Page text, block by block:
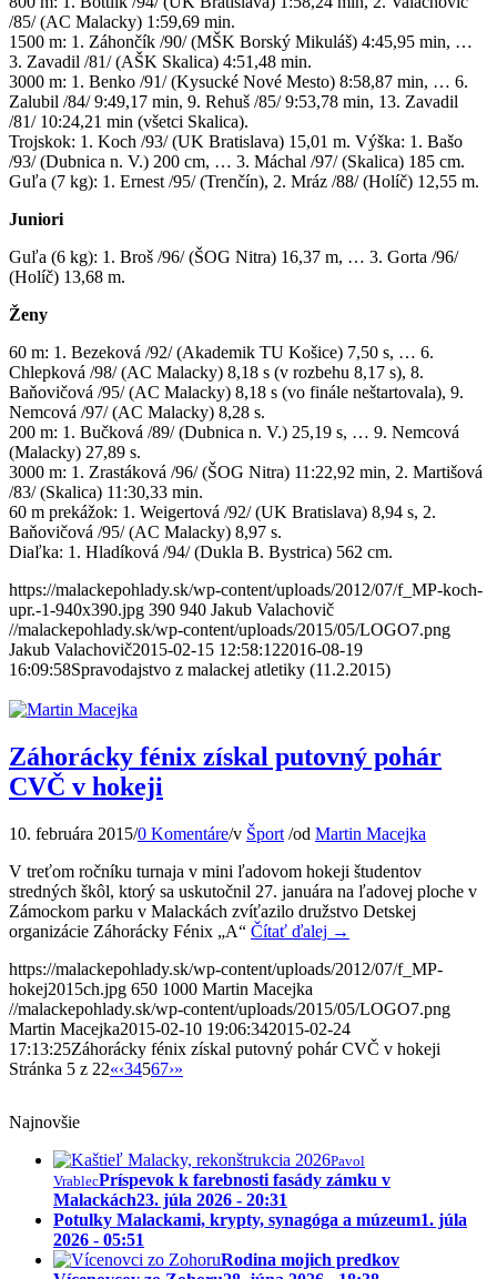
/85/ (AC Malacky) 1:59,69 min.
1500 m: 1. Záhončík /90/ (MŠK Borský Mikuláš) 4:45,95 min, …
3. Zavadil /81/ (AŠK Skalica) 4:51,48 min.
3000 m: 1. Benko /91/ (Kysucké Nové Mesto) 8:58,87 min, … 6.
Zalubil /84/ 9:49,17 min, 9. Rehuš /85/ 9:53,78 min, 13. Zavadil
/81/ 10:24,21 min (všetci Skalica).
Trojskok: 1. Koch /93/ (UK Bratislava) 15,01 m. Výška: 1. Bašo
/93/ (Dubnica n. V.) 200 cm, … 3. Máchal /97/ (Skalica) 185 cm.
Guľa (7 kg): 1. Ernest /95/ (Trenčín), 2. Mráz /88/ (Holíč) 12,55 m.
Juniori
Guľa (6 kg): 1. Broš /96/ (ŠOG Nitra) 16,37 m, … 3. Gorta /96/
(Holíč) 13,68 m.
Ženy
60 m: 1. Bezeková /92/ (Akademik TU Košice) 7,50 s, … 6.
Chlepková /98/ (AC Malacky) 8,18 s (v rozbehu 8,17 s), 8.
Baňovičová /95/ (AC Malacky) 8,18 s (vo finále neštartovala), 9.
Nemcová /97/ (AC Malacky) 8,28 s.
200 m: 1. Bučková /89/ (Dubnica n. V.) 25,19 s, … 9. Nemcová
(Malacky) 27,89 s.
3000 m: 1. Zrastáková /96/ (ŠOG Nitra) 11:22,92 min, 2. Martišová
/83/ (Skalica) 11:30,33 min.
60 m prekážok: 1. Weigertová /92/ (UK Bratislava) 8,94 s, 2.
Baňovičová /95/ (AC Malacky) 8,97 s.
Diaľka: 1. Hladíková /94/ (Dukla B. Bystrica) 562 cm.
https://malackepohlady.sk/wp-content/uploads/2012/07/f_MP-koch-
upr.-1-940x390.jpg 390 940 Jakub Valachovič
//malackepohlady.sk/wp-content/uploads/2015/05/LOGO7.png
Jakub Valachovič2015-02-15 12:58:122016-08-19
16:09:58Spravodajstvo z malackej atletiky (11.2.2015)
Záhorácky fénix získal putovný pohár
CVČ v hokeji
10. februára 2015/0 Komentáre/v Šport /od Martin Macejka
V treťom ročníku turnaja v mini ľadovom hokeji študentov
stredných škôl, ktorý sa uskutočnil 27. januára na ľadovej ploche v
Zámockom parku v Malackách zvíťazilo družstvo Detskej
organizácie Záhorácky Fénix „A“ Čítať ďalej →
https://malackepohlady.sk/wp-content/uploads/2012/07/f_MP-
hokej2015ch.jpg 650 1000 Martin Macejka
//malackepohlady.sk/wp-content/uploads/2015/05/LOGO7.png
Martin Macejka2015-02-10 19:06:342015-02-24
17:13:25Záhorácky fénix získal putovný pohár CVČ v hokeji
Stránka 5 z 22«‹34567›»
Najnovšie
Pavol
VrablecPríspevok k farebnosti fasády zámku v
Malackách23. júla 2026 - 20:31
Potulky Malackami, krypty, synagóga a múzeum1. júla
2026 - 05:51
Rodina mojich predkov